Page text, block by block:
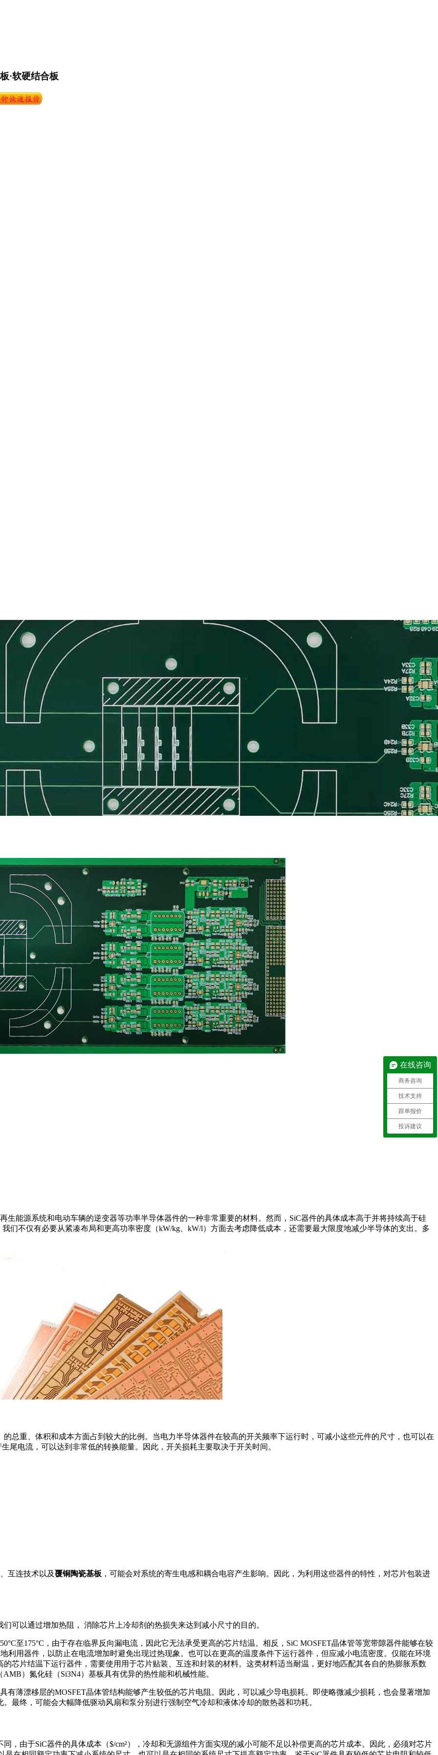
·软硬结合板
生能源系统和电动车辆的逆变器等功率半导体器件的一种非常重要的材料。然而，SiC器件的具体成本高于并将持续高于硅
们不仅有必要从紧凑布局和更高功率密度（kW/kg、kW/l）方面去考虑降低成本，还需要最大限度地减少半导体的支出。多
总重、体积和成本方面占到较大的比例。当电力半导体器件在较高的开关频率下运行时，可减小这些元件的尺寸，也可以在
尾电流，可以达到非常低的转换能量。因此，开关损耗主要取决于开关时间。
互连技术以及覆铜陶瓷基板 ，可能会对系统的寄生电感和耦合电容产生影响。因此，为利用这些器件的特性，对芯片包装进
可以通过增加热阻， 消除芯片上冷却剂的热损失来达到减小尺寸的目的。
至175°C，由于存在临界反向漏电流，因此它无法承受更高的芯片结温。相反，SiC MOSFET晶体管等宽带隙器件能够在较
利用器件，以防止在电流增加时避免出现过热现象。也可以在更高的温度条件下运行器件，但应减小电流密度。仅能在环境
芯片结温下运行器件，需要使用用于芯片贴装、互连和封装的材料。这类材料适当耐温，更好地匹配其各自的热膨胀系数
）氮化硅（Si3N4）基板具有优异的热性能和机械性能。
有薄漂移层的MOSFET晶体管结构能够产生较低的芯片电阻。因此，可以减少导电损耗。即使略微减少损耗，也会显著增加
最终，可能会大幅降低驱动风扇和泵分别进行强制空气冷却和液体冷却的散热器和功耗。
，由于SiC器件的具体成本（$/cm²），冷却和无源组件方面实现的减小可能不足以补偿更高的芯片成本。因此，必须对芯片
在线咨询
商务咨询
技术支持
跟单报价
投诉建议